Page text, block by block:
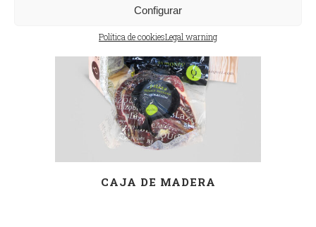
Configurar
Política de cookiesLegal warning
CAJA DE MADERA